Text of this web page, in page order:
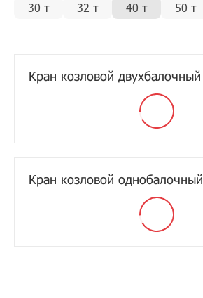
30 т
32 т 40 т 50 т
Кран козловой двухбалочный
Кран козловой однобалочный